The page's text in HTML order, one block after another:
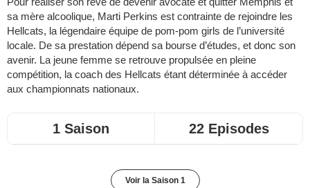
sa mère alcoolique, Marti Perkins est contrainte de rejoindre les
Hellcats, la légendaire équipe de pom-pom girls de l’université
locale. De sa prestation dépend sa bourse d’études, et donc son
avenir. La jeune femme se retrouve propulsée en pleine
compétition, la coach des Hellcats étant déterminée à accéder
aux championnats nationaux.
1 Saison 22 Episodes
Voir la Saison 1